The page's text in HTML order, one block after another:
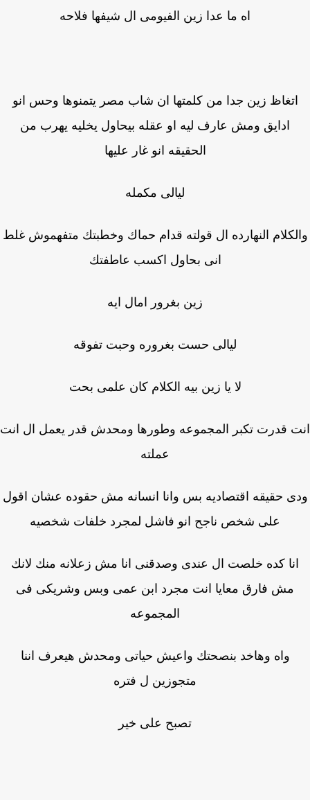
اه ما عدا زين الفيومى ال شيفها فلاحه
اتغاظ زين جدا من كلمتها ان شاب مصر يتمنوها وحس انو
ادايق ومش عارف ليه او عقله بيحاول يخليه يهرب من
الحقيقه انو غار عليها
ليالى مكمله
النهارده ال قولته قدام حماك وخطبتك متفهموش غلط
انى بحاول اكسب عاطفتك
زين بغرور امال ايه
ليالى حست بغروره وحبت تفوقه
لا يا زين بيه الكلام كان علمى بحت
قدرت تكبر المجموعه وطورها ومحدش قدر يعمل ال انت
عملته
حقيقه اقتصاديه بس وانا انسانه مش حقوده عشان اقول
على شخص ناجح انو فاشل لمجرد خلفات شخصيه
كده خلصت ال عندى وصدقنى انا مش زعلانه منك لانك
مش فارق معايا انت مجرد ابن عمى وبس وشريكى فى
المجموعه
واه وهاخد بنصحتك واعيش حياتى ومحدش هيعرف اننا
متجوزين ل فتره
تصبح على خير